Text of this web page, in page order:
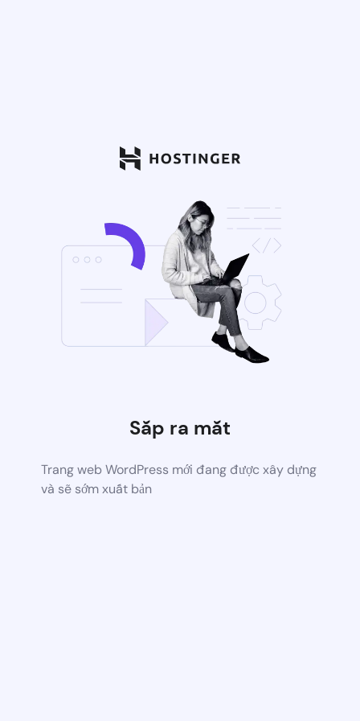
Sắp ra mắt
Trang web WordPress mới đang được xây dựng
và sẽ sớm xuất bản